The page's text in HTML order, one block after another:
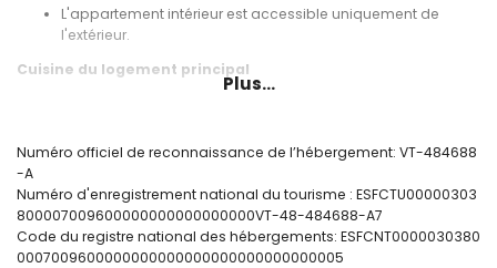
L'appartement intérieur est accessible uniquement de
l'extérieur.
Cuisine du logement principal
congélateur, cafetière, bouilloire électrique, mixeur, grille-
Chambres et salles de bains du logement principal
2 chambres climatisées, chacune avec un lit double
chambre avec 2 lits simples
Plus...
Numéro officiel de reconnaissance de l’hébergement: VT-484688
-A
Numéro d'enregistrement national du tourisme : ESFCTU00000303
800007009600000000000000000VT-48-484688-A7
Code du registre national des hébergements: ESFCNT0000030380
0007009600000000000000000000000000005